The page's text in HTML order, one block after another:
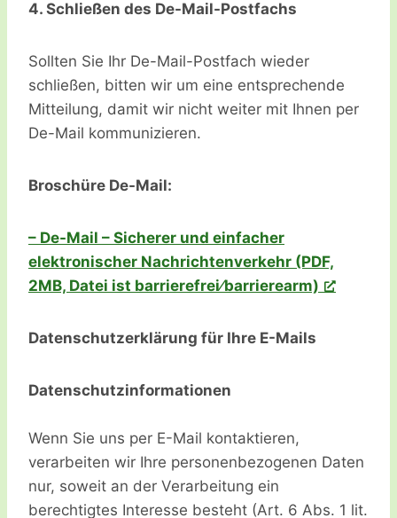
4. Schließen des De-Mail-Postfachs
Sollten Sie Ihr De-Mail-Postfach wieder
schließen, bitten wir um eine entsprechende
Mitteilung, damit wir nicht weiter mit Ihnen per
De-Mail kommunizieren.
Broschüre De-Mail:
– De-Mail – Sicherer und einfacher
elektronischer Nachrichtenverkehr (PDF,
2MB, Datei ist barrierefrei⁄barrierearm)
Datenschutzerklärung für Ihre E-Mails
Datenschutzinformationen
Wenn Sie uns per E-Mail kontaktieren,
verarbeiten wir Ihre personenbezogenen Daten
nur, soweit an der Verarbeitung ein
berechtigtes Interesse besteht (Art. 6 Abs. 1 lit.